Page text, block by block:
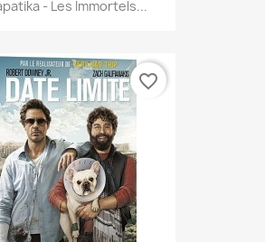
- Les Immortels...
favorite_border